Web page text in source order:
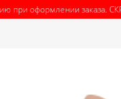
при оформлении заказа.